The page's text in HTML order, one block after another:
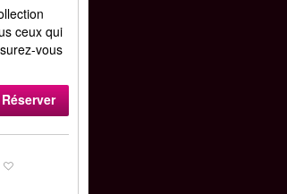
ceux qui
vous
Réserver